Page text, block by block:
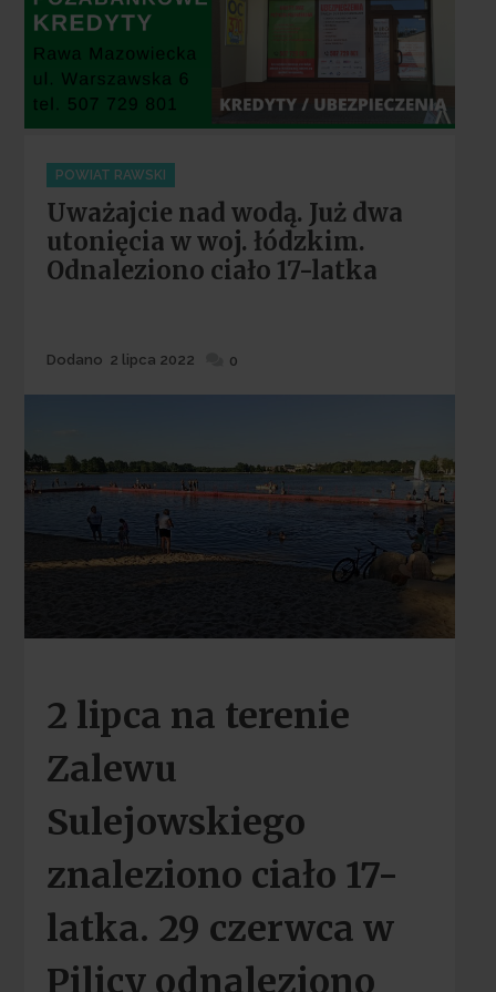
Categories
POWIAT RAWSKI
Uważajcie nad wodą. Już dwa
utonięcia w woj. łódzkim.
Odnaleziono ciało 17-latka
Dodane
Dodano 2 lipca 2022 0
2 lipca na terenie
Zalewu
Sulejowskiego
znaleziono ciało 17-
latka. 29 czerwca w
Pilicy odnaleziono